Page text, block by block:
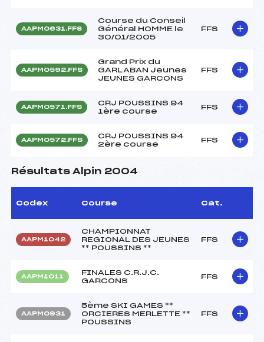
AAPM0631.FFS
Course du Conseil
Général HOMME le
30/01/2005
FFS
AAPM0592.FFS
Grand Prix du
GARLABAN Jeunes
JEUNES GARCONS
FFS
AAPM0571.FFS
CRJ POUSSINS 94
1ère course
FFS
AAPM0572.FFS
CRJ POUSSINS 94
2ère course
FFS
Résultats Alpin 2004
Codex Course Cat.
AAPM1042
CHAMPIONNAT
REGIONAL DES JEUNES
** POUSSINS **
FFS
AAPM1011
FINALES C.R.J.C.
GARCONS
FFS
AAPM0931
5ème SKI GAMES **
ORCIERES MERLETTE **
POUSSINS
FFS